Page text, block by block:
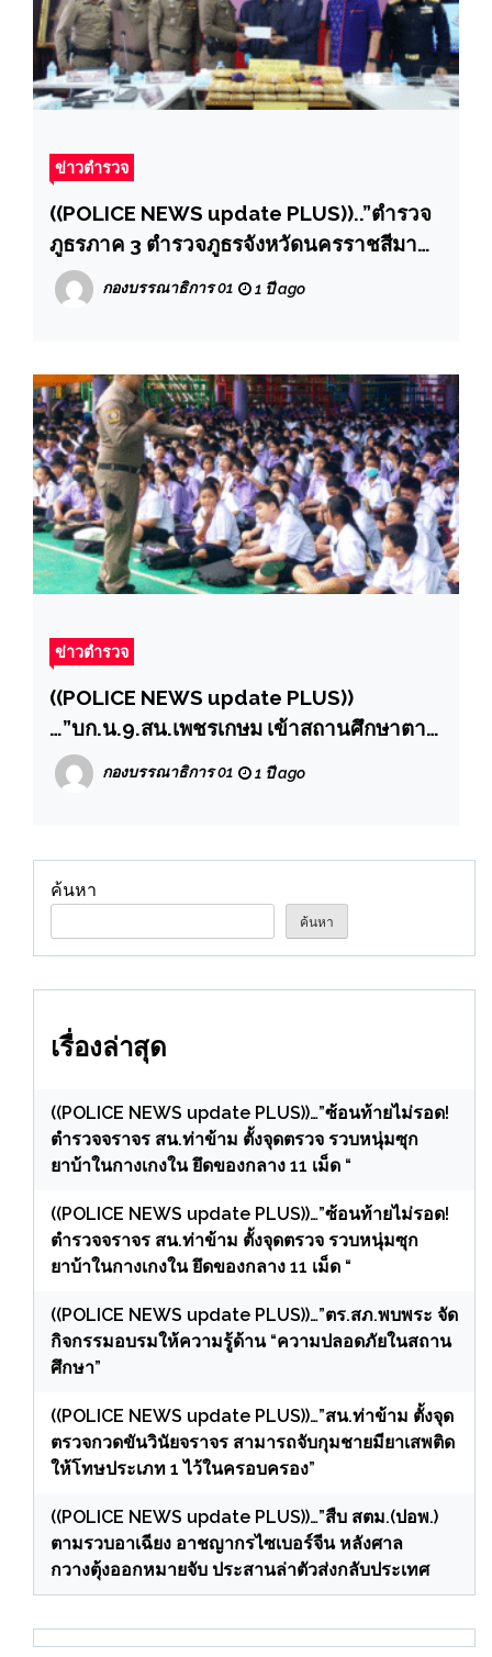
ข่าวตำรวจ
((POLICE NEWS update PLUS))..”ตำรวจ
ภูธรภาค 3 ตำรวจภูธรจังหวัดนครราชสีมา
แถลงผลการสืบสวนจับกุมคดียาเสพติด ตรวจ
ยึดยาบ้า จำนวน 198,000 เม็ด
กองบรรณาธิการ 01 1 ปี ago
ข่าวตำรวจ
((POLICE NEWS update PLUS))
…”บก.น.9.สน.เพชรเกษม เข้าสถานศึกษาตาม
โครงการโรงเรียนสีขาว“รู้ทันภัย รู้ทันตัว รู้จัก
ป้องกัน” ยาเสพติดและบุหรี่ไฟฟ้า
กองบรรณาธิการ 01 1 ปี ago
ค้นหา
ค้นหา
เรื่องล่าสุด
((POLICE NEWS update PLUS))…”ซ้อนท้ายไม่รอด!
ตำรวจจราจร สน.ท่าข้าม ตั้งจุดตรวจ รวบหนุ่มซุก
ยาบ้าในกางเกงใน ยึดของกลาง 11 เม็ด “
((POLICE NEWS update PLUS))…”ซ้อนท้ายไม่รอด!
ตำรวจจราจร สน.ท่าข้าม ตั้งจุดตรวจ รวบหนุ่มซุก
ยาบ้าในกางเกงใน ยึดของกลาง 11 เม็ด “
((POLICE NEWS update PLUS))…”ตร.สภ.พบพระ จัด
กิจกรรมอบรมให้ความรู้ด้าน “ความปลอดภัยในสถาน
ศึกษา”
((POLICE NEWS update PLUS))…”สน.ท่าข้าม ตั้งจุด
ตรวจกวดขันวินัยจราจร สามารถจับกุมชายมียาเสพติด
ให้โทษประเภท 1 ไว้ในครอบครอง”
((POLICE NEWS update PLUS))…”สืบ สตม.(ปอพ.)
ตามรวบอาเฉียง อาชญากรไซเบอร์จีน หลังศาล
กวางตุ้งออกหมายจับ ประสานล่าตัวส่งกลับประเทศ